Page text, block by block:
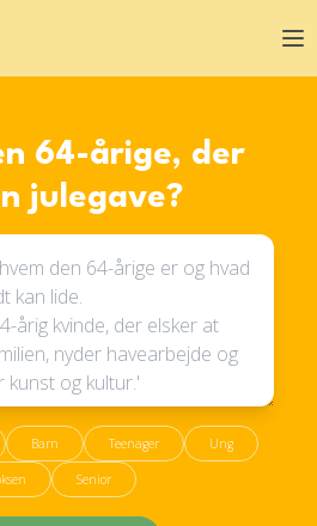
64-årige, der
julegave?
Barn Teenager Ung
Senior